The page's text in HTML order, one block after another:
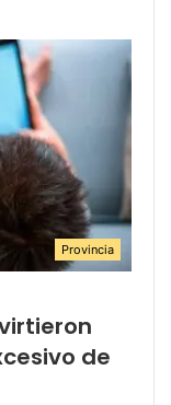
Provincia
de